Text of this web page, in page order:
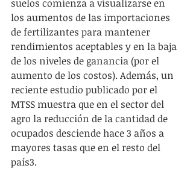
suelos comienza a visualizarse en
los aumentos de las importaciones
de fertilizantes para mantener
rendimientos aceptables y en la baja
de los niveles de ganancia (por el
aumento de los costos). Además, un
reciente estudio publicado por el
MTSS muestra que en el sector del
agro la reducción de la cantidad de
ocupados desciende hace 3 años a
mayores tasas que en el resto del
país3.